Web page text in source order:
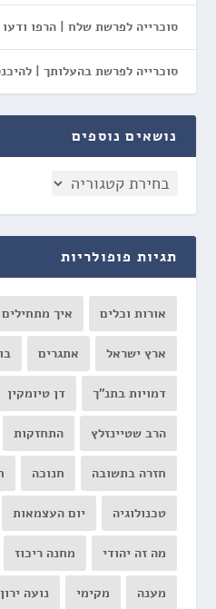
סוכרייה לפרשת שלח | הרפו ודעו
סוכרייה לפרשת בהעלותך |
נושאים נוספים
תגיות פופולריות
אורות וכלים איך
ארץ ישראל אתגרים
דמויות בתנ"ך דן טיומקין
הרב שטיינזלץ התחזקות
חזרה בתשובה חנוכה
טכנולוגיה יום העצמאות
מה זה יהודי מחנה ריכוז
מענה מקימי נועה ירון